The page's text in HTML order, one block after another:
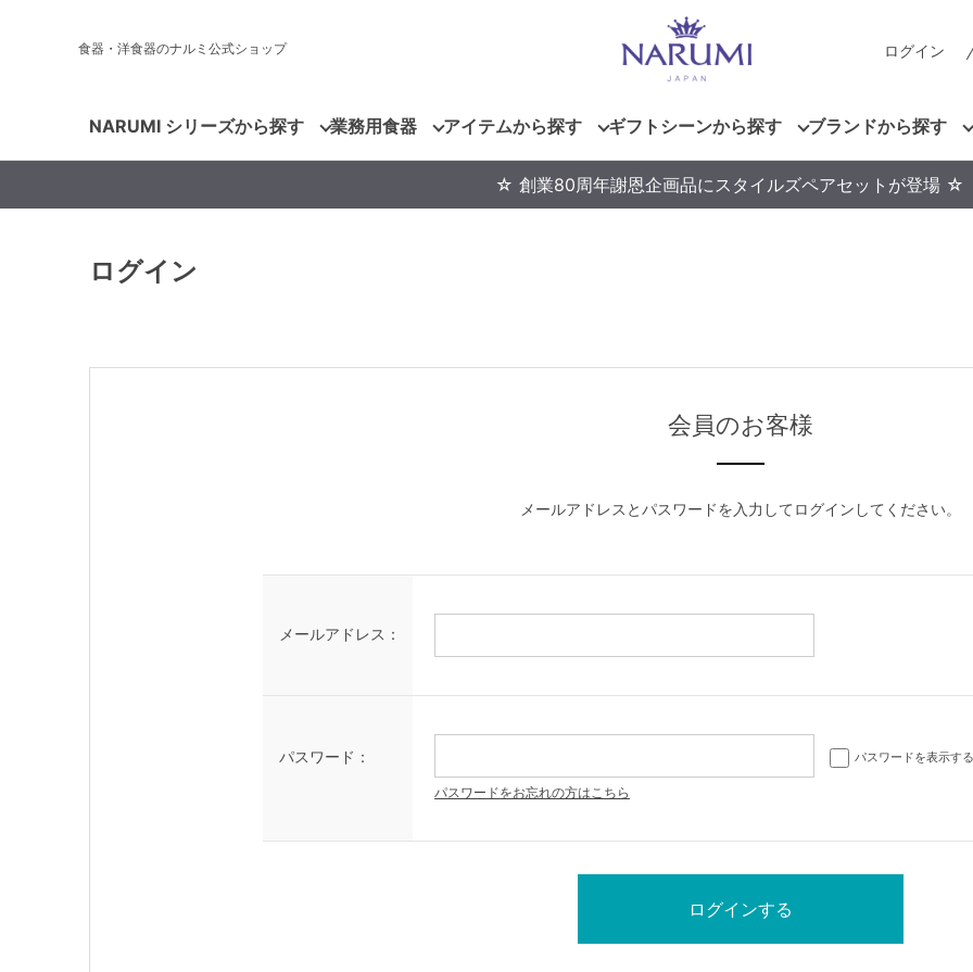
食器・洋食器のナルミ公式ショップ ログイン
NARUMI シリーズから探す 業務用食器 アイテムから探す ギフトシーンから探す ブランドから探す
☆ 創業80周年謝恩企画品にスタイルズペアセットが登場 ☆
ログイン
会員のお客様
メールアドレスとパスワードを入力してログインしてください。
メールアドレス：
パスワード： パスワードを表示する
パスワードをお忘れの方はこちら